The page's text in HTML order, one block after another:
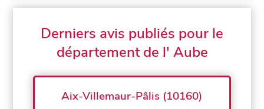
Derniers avis publiés pour le
département de l' Aube
Aix-Villemaur-Pâlis (10160)